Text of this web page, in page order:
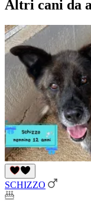
Altri cani da
SCHIZZO